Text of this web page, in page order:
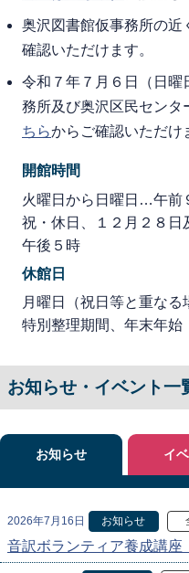
奥沢図書館仮事務所の近
確認いただけます。
令和７年７月６日（日曜
務所及び奥沢区民センタ
ちらからご確認いただけ
開館時間
火曜日から日曜日…午前
祝・休日、１２月２８
午後５時
休館日
月曜日（祝日等と重なる
特別整理期間、年末年始
お知らせ・イベント一
お知らせ
2026年7月16日 お知らせ
音訳ボランティア養成講座
イ